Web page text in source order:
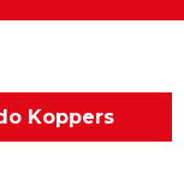
Koppers